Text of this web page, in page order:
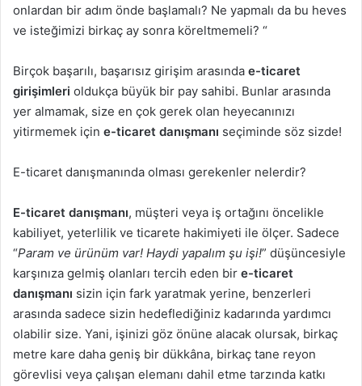
onlardan bir adım önde başlamalı? Ne yapmalı da bu heves
ve isteğimizi birkaç ay sonra köreltmemeli? “
Birçok başarılı, başarısız girişim arasında e-ticaret
girişimleri oldukça büyük bir pay sahibi. Bunlar arasında
yer almamak, size en çok gerek olan heyecanınızı
yitirmemek için e-ticaret danışmanı seçiminde söz sizde!
E-ticaret danışmanında olması gerekenler nelerdir?
E-ticaret danışmanı, müşteri veya iş ortağını öncelikle
kabiliyet, yeterlilik ve ticarete hakimiyeti ile ölçer. Sadece
“Param ve ürünüm var! Haydi yapalım şu işi!” düşüncesiyle
karşınıza gelmiş olanları tercih eden bir e-ticaret
danışmanı sizin için fark yaratmak yerine, benzerleri
arasında sadece sizin hedeflediğiniz kadarında yardımcı
olabilir size. Yani, işinizi göz önüne alacak olursak, birkaç
metre kare daha geniş bir dükkâna, birkaç tane reyon
görevlisi veya çalışan elemanı dahil etme tarzında katkı